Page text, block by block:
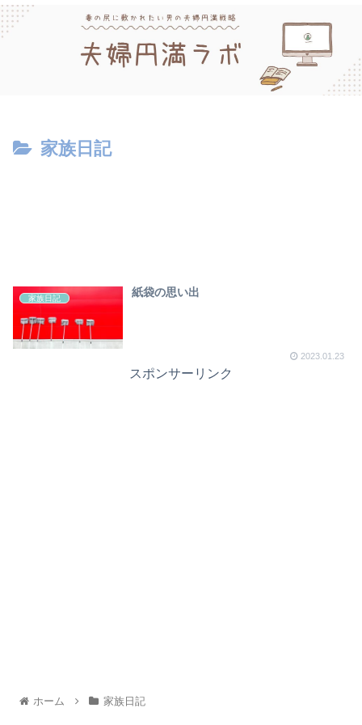
家族日記
家族日記 紙袋の思い出
2023.01.23
スポンサーリンク
ホーム 家族日記